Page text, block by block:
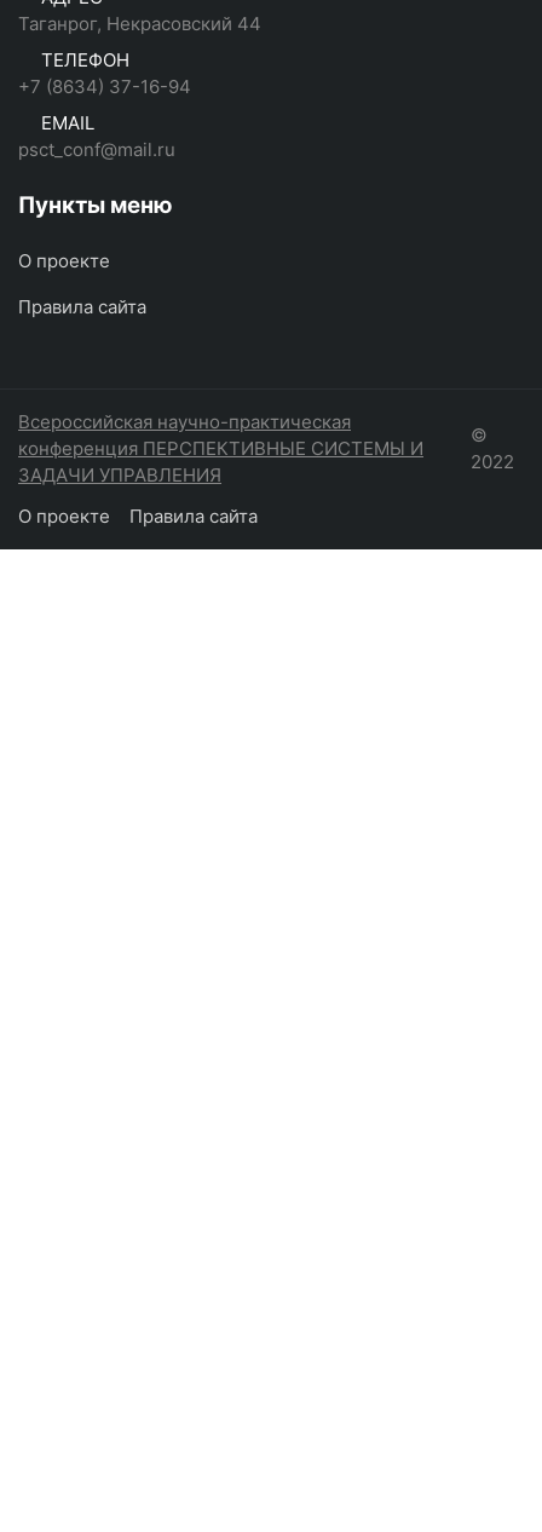
Таганрог, Некрасовский 44
ТЕЛЕФОН
+7 (8634) 37-16-94
EMAIL
psct_conf@mail.ru
Пункты меню
О проекте
Правила сайта
Всероссийская научно-практическая
конференция ПЕРСПЕКТИВНЫЕ СИСТЕМЫ И
ЗАДАЧИ УПРАВЛЕНИЯ
©
2022
О проекте Правила сайта